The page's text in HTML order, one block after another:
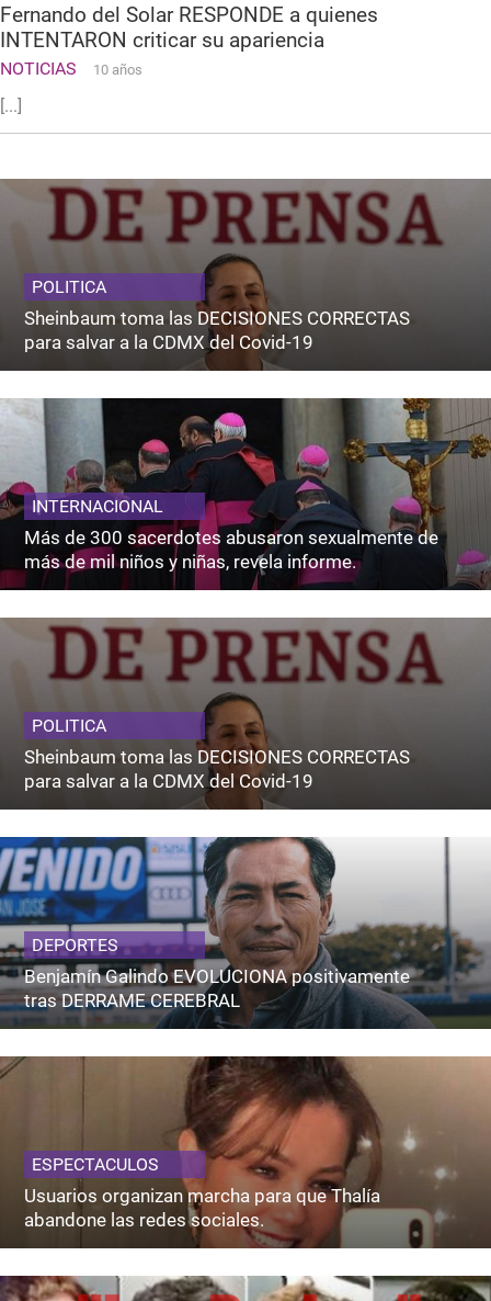
Fernando del Solar RESPONDE a quienes
INTENTARON criticar su apariencia
NOTICIAS 10 años
[...]
POLITICA
Sheinbaum toma las DECISIONES CORRECTAS
para salvar a la CDMX del Covid-19
INTERNACIONAL
Más de 300 sacerdotes abusaron sexualmente de
más de mil niños y niñas, revela informe.
POLITICA
Sheinbaum toma las DECISIONES CORRECTAS
para salvar a la CDMX del Covid-19
DEPORTES
Benjamín Galindo EVOLUCIONA positivamente
tras DERRAME CEREBRAL
ESPECTACULOS
Usuarios organizan marcha para que Thalía
abandone las redes sociales.